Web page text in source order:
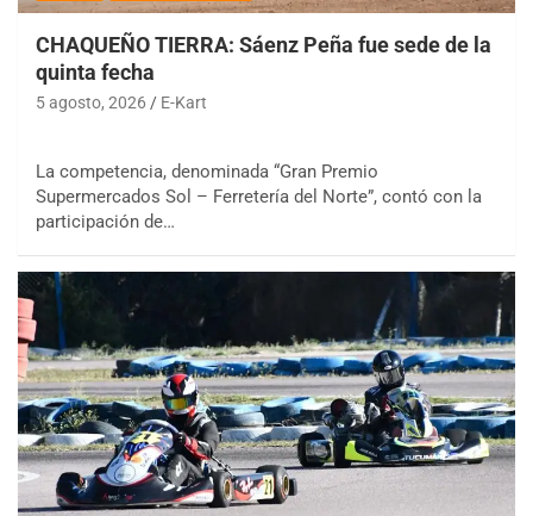
CHAQUEÑO TIERRA: Sáenz Peña fue sede de la
quinta fecha
5 agosto, 2026 E-Kart
La competencia, denominada “Gran Premio
Supermercados Sol – Ferretería del Norte”, contó con la
participación de…